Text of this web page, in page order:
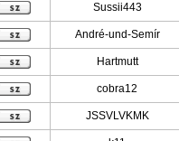
Sussii443
André-und-Semír
Hartmutt
cobra12
JSSVLVKMK